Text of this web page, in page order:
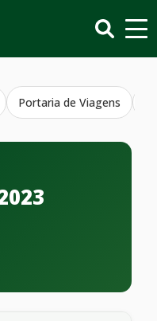
Portaria de Viagens